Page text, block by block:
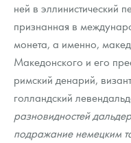
ней в эллинистический
признанная в
монета, а именно,
Македонского и его
римский денарий,
голландский
разновидностей
подражание немецким